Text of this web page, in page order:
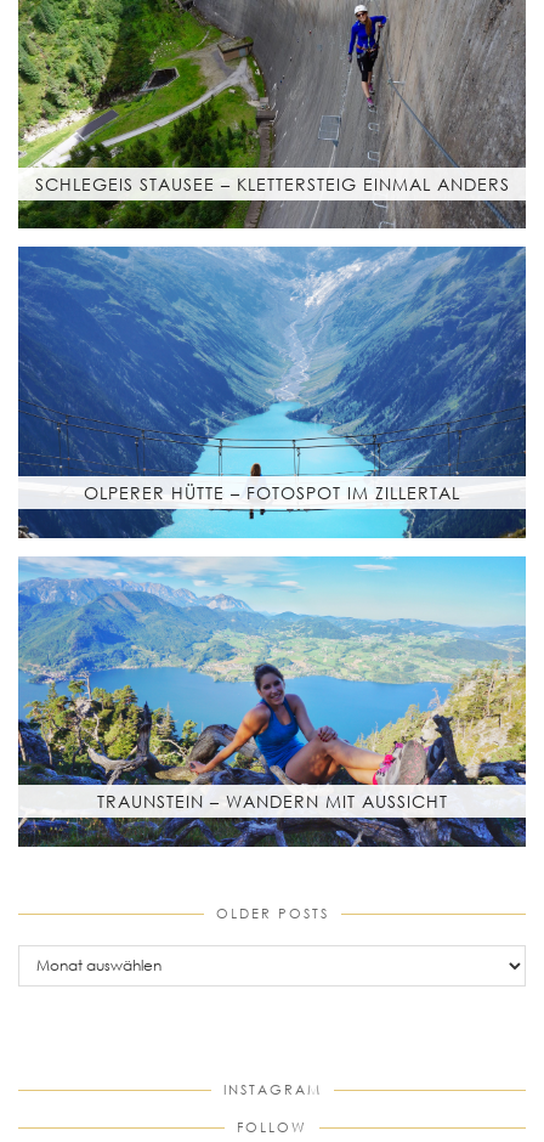
SCHLEGEIS STAUSEE – KLETTERSTEIG EINMAL ANDERS
OLPERER HÜTTE – FOTOSPOT IM ZILLERTAL
TRAUNSTEIN – WANDERN MIT AUSSICHT
OLDER POSTS
older
posts
INSTAGRAM
FOLLOW